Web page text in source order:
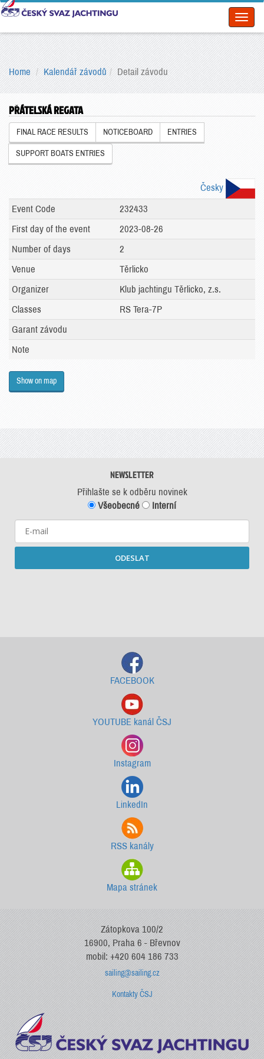
Home Kalendář závodů Detail závodu
PŘÁTELSKÁ REGATA
FINAL RACE RESULTS NOTICEBOARD ENTRIES
SUPPORT BOATS ENTRIES
Česky
Event Code
232433
First day of the event
2023-08-26
Number of days
2
Venue
Těrlicko
Organizer
Klub jachtingu Těrlicko, z.s.
Classes
RS Tera-7P
Garant závodu
Note
Show on map
NEWSLETTER
Přihlašte se k odběru novinek
Všeobecné
Interní
ODESLAT
FACEBOOK
YOUTUBE kanál ČSJ
Instagram
LinkedIn
RSS kanály
Mapa stránek
Zátopkova 100/2
16900, Praha 6 - Břevnov
mobil: +420 604 186 733
sailing@sailing.cz
Kontakty ČSJ